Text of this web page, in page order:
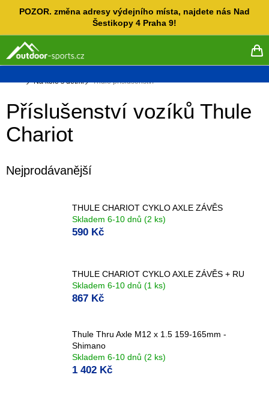
POZOR. změna adresy výdejního místa, najdete nás Nad
Šestikopy 4 Praha 9!
Domů
Na kole s dětmi Thule příslušenství
Příslušenství vozíků Thule
Chariot
Nejprodávanější
THULE CHARIOT CYKLO AXLE ZÁVĚS
Skladem 6-10 dnů (2 ks)
590 Kč
THULE CHARIOT CYKLO AXLE ZÁVĚS + RU
Skladem 6-10 dnů (1 ks)
867 Kč
Thule Thru Axle M12 x 1.5 159-165mm -
Shimano
Skladem 6-10 dnů (2 ks)
1 402 Kč